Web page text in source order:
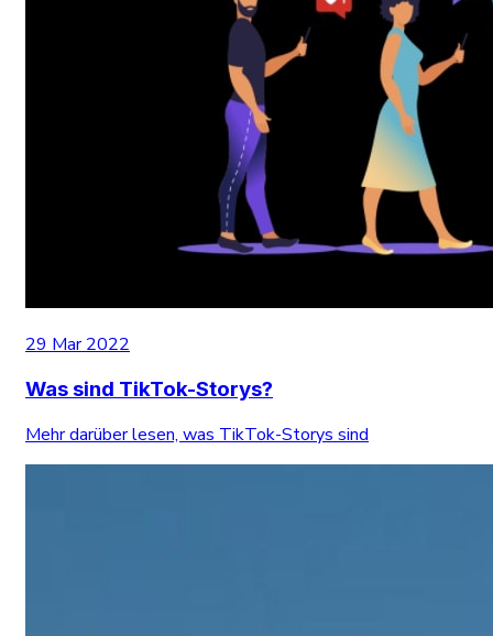
29 Mar 2022
Was sind TikTok-Storys?
Mehr darüber lesen, was TikTok-Storys sind